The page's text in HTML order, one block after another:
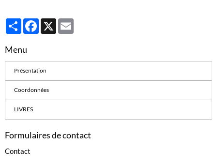
PartagerFacebook
X
Menu
Présentation
Coordonnées
LIVRES
Formulaires de contact
Contact